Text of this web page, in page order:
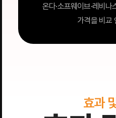
온다·소프웨이브·레비
가격을 비교
효과